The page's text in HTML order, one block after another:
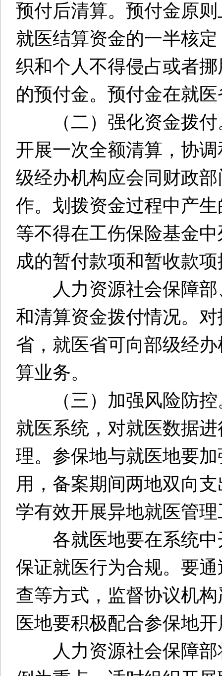
预付后清算。预付金原
就医结算资金的一半核
织和个人不得侵占或者
的预付金。预付金在就
（二）强化资金拨付
开展一次全额清算，协
级经办机构应会同财政
作。划拨资金过程中产
等不得在工伤保险基金
成的暂付款项和暂收款
人力资源社会保障部
和清算资金拨付情况。
省，就医省可向部级经
算业务。
（三）加强风险防控
就医系统，对就医数据
理。参保地与就医地要
用，备案期间两地双向
学有效开展异地就医管
各就医地要在系统中
保证就医行为合规。要
查等方式，监督协议机
医地要积极配合参保地
人力资源社会保障部